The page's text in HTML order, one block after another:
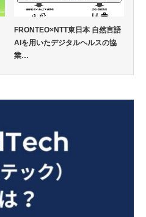
FRONTEO×NTT東日本 自然言語
AIを用いたデジタルヘルスの協
業…